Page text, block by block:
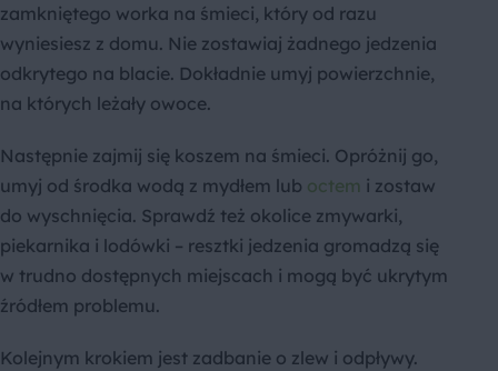
zamkniętego worka na śmieci, który od razu
wyniesiesz z domu. Nie zostawiaj żadnego jedzenia
odkrytego na blacie. Dokładnie umyj powierzchnie,
na których leżały owoce.
Następnie zajmij się koszem na śmieci. Opróżnij go,
umyj od środka wodą z mydłem lub octem i zostaw
do wyschnięcia. Sprawdź też okolice zmywarki,
piekarnika i lodówki – resztki jedzenia gromadzą się
w trudno dostępnych miejscach i mogą być ukrytym
źródłem problemu.
Kolejnym krokiem jest zadbanie o zlew i odpływy.